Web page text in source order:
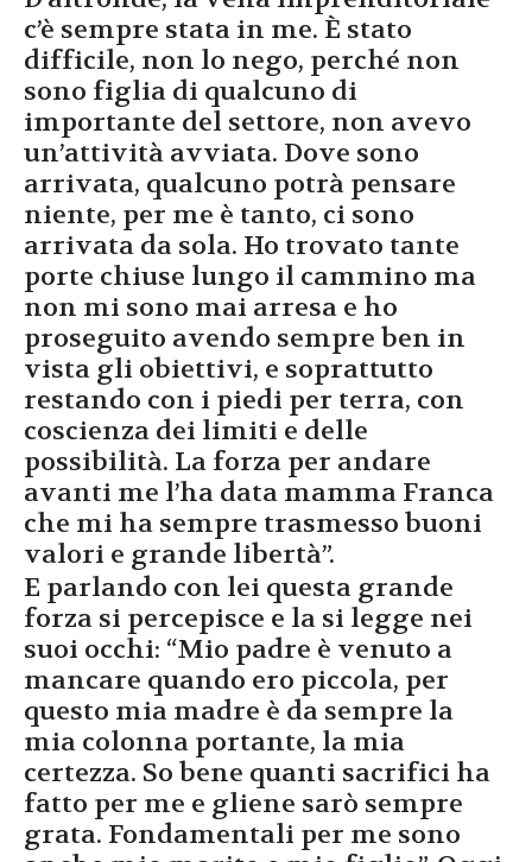
c’è sempre stata in me. È stato
difficile, non lo nego, perché non
sono figlia di qualcuno di
importante del settore, non avevo
un’attività avviata. Dove sono
arrivata, qualcuno potrà pensare
niente, per me è tanto, ci sono
arrivata da sola. Ho trovato tante
porte chiuse lungo il cammino ma
non mi sono mai arresa e ho
proseguito avendo sempre ben in
vista gli obiettivi, e soprattutto
restando con i piedi per terra, con
coscienza dei limiti e delle
possibilità. La forza per andare
avanti me l’ha data mamma Franca
che mi ha sempre trasmesso buoni
valori e grande libertà”.
E parlando con lei questa grande
forza si percepisce e la si legge nei
suoi occhi: “Mio padre è venuto a
mancare quando ero piccola, per
questo mia madre è da sempre la
mia colonna portante, la mia
certezza. So bene quanti sacrifici ha
fatto per me e gliene sarò sempre
grata. Fondamentali per me sono